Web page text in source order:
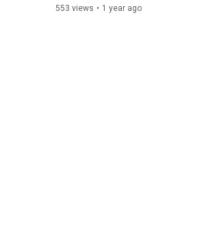
553 views • 1 year ago